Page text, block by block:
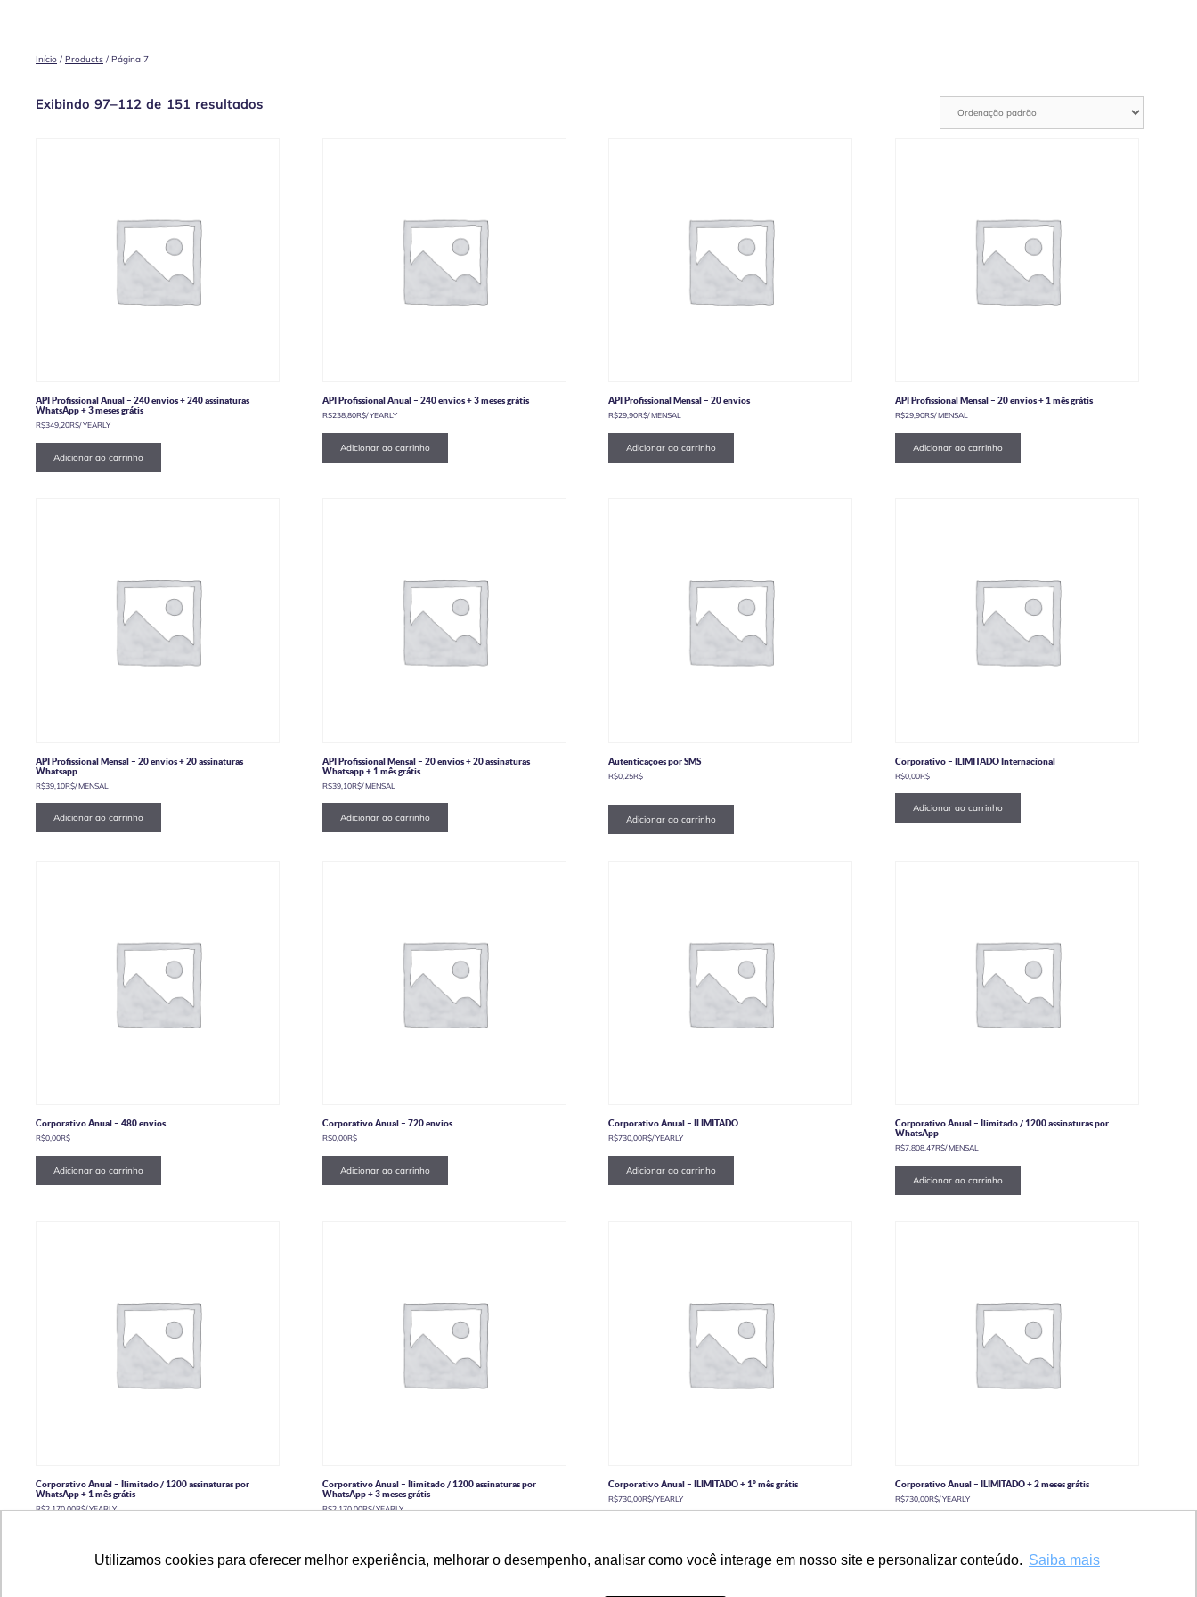
Utilizamos cookies para oferecer melhor experiência, melhorar o desempenho, analisar como você interage em nosso site e personalizar conteúdo. Saiba mais
Início / Products / Página 7
Exibindo 97–112 de 151 resultados
API Profissional Anual – 240 envios + 240 assinaturas
WhatsApp + 3 meses grátis
R$349,20R$/ YEARLY
Adicionar ao carrinho
API Profissional Anual – 240 envios + 3 meses grátis
R$238,80R$/ YEARLY
Adicionar ao carrinho
API Profissional Mensal – 20 envios
R$29,90R$/ MENSAL
Adicionar ao carrinho
API Profissional Mensal – 20 envios + 1 mês grátis
R$29,90R$/ MENSAL
Adicionar ao carrinho
API Profissional Mensal – 20 envios + 20 assinaturas
Whatsapp
R$39,10R$/ MENSAL
Adicionar ao carrinho
API Profissional Mensal – 20 envios + 20 assinaturas
Whatsapp + 1 mês grátis
R$39,10R$/ MENSAL
Adicionar ao carrinho
Autenticações por SMS
R$0,25R$
Adicionar ao carrinho
Corporativo – ILIMITADO Internacional
R$0,00R$
Adicionar ao carrinho
Corporativo Anual – 480 envios
R$0,00R$
Adicionar ao carrinho
Corporativo Anual – 720 envios
R$0,00R$
Adicionar ao carrinho
Corporativo Anual – ILIMITADO
R$730,00R$/ YEARLY
Adicionar ao carrinho
Corporativo Anual – Ilimitado / 1200 assinaturas por
WhatsApp
R$7.808,47R$/ MENSAL
Adicionar ao carrinho
Corporativo Anual – Ilimitado / 1200 assinaturas por
WhatsApp + 1 mês grátis
R$2.170,00R$/ YEARLY
Corporativo Anual – Ilimitado / 1200 assinaturas por
WhatsApp + 3 meses grátis
R$2.170,00R$/ YEARLY
Corporativo Anual – ILIMITADO + 1º mês grátis
R$730,00R$/ YEARLY
Corporativo Anual – ILIMITADO + 2 meses grátis
R$730,00R$/ YEARLY